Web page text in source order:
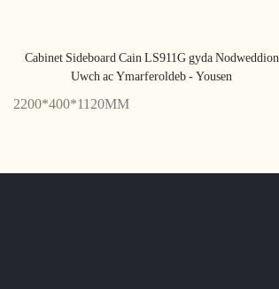
Cabinet Sideboard Cain LS911G gyda Nodweddion
Uwch ac Ymarferoldeb - Yousen
2200*400*1120MM